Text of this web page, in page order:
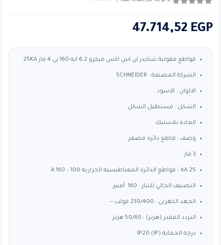
47.714,52 EGP
قواطع مقولبة شنايدر ان اس اكس ميكرو 6.2 ايه 160 بي 4 فاز 25KA
الشركة المصنعة : SCHNEIDER
الالوان : الاسود
الشكل : مستطيل الشكل
المادة:بلاستيك
وصف : قاطع دائرة مصغر
3 فاز
25 kA – قواطع الدائرة المغناطيسية الحرارية 100 – 160 A
التصنيف الحالي للتيار : 160 أمبير
الجهد الكهربى : 230/400 فولت ~
التردد المقدر (هرتز) : 50/60 هرتز
درجة الحماية (IP) IP20